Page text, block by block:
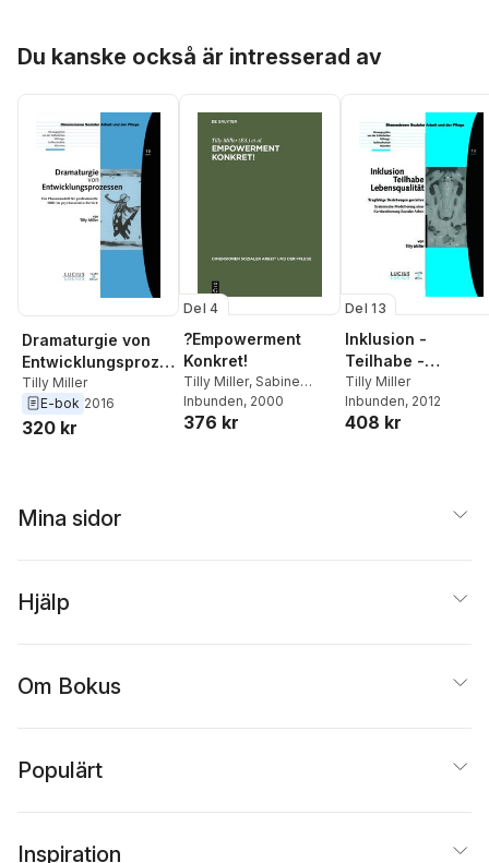
Du kanske också är intresserad av
Dramaturgie von
Entwicklungsproze
ssen
Tilly Miller
E-bok 2016
320 kr
Del 4
?Empowerment
Konkret!
Tilly Miller, Sabine
Pankofer
Inbunden, 2000
376 kr
Del 13
Inklusion -
Teilhabe -
Lebensqualität
Tilly Miller
Inbunden, 2012
408 kr
Mina sidor
Hjälp
Om Bokus
Populärt
Inspiration